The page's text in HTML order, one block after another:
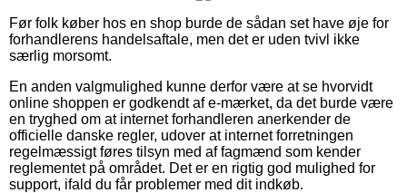
Før folk køber hos en shop burde de sådan set have øje for
forhandlerens handelsaftale, men det er uden tvivl ikke
særlig morsomt.
En anden valgmulighed kunne derfor være at se hvorvidt
online shoppen er godkendt af e-mærket, da det burde være
en tryghed om at internet forhandleren anerkender de
officielle danske regler, udover at internet forretningen
regelmæssigt føres tilsyn med af fagmænd som kender
reglementet på området. Det er en rigtig god mulighed for
support, ifald du får problemer med dit indkøb.